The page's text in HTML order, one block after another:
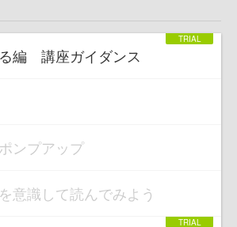
編 講座ガイダンス
ンプアップ
意識して読んでみよう